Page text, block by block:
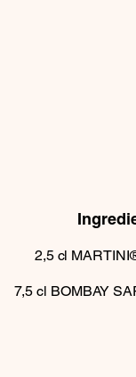
2,5 cl
7,5 cl BOMBAY